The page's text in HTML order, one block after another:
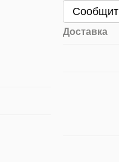
Доставка